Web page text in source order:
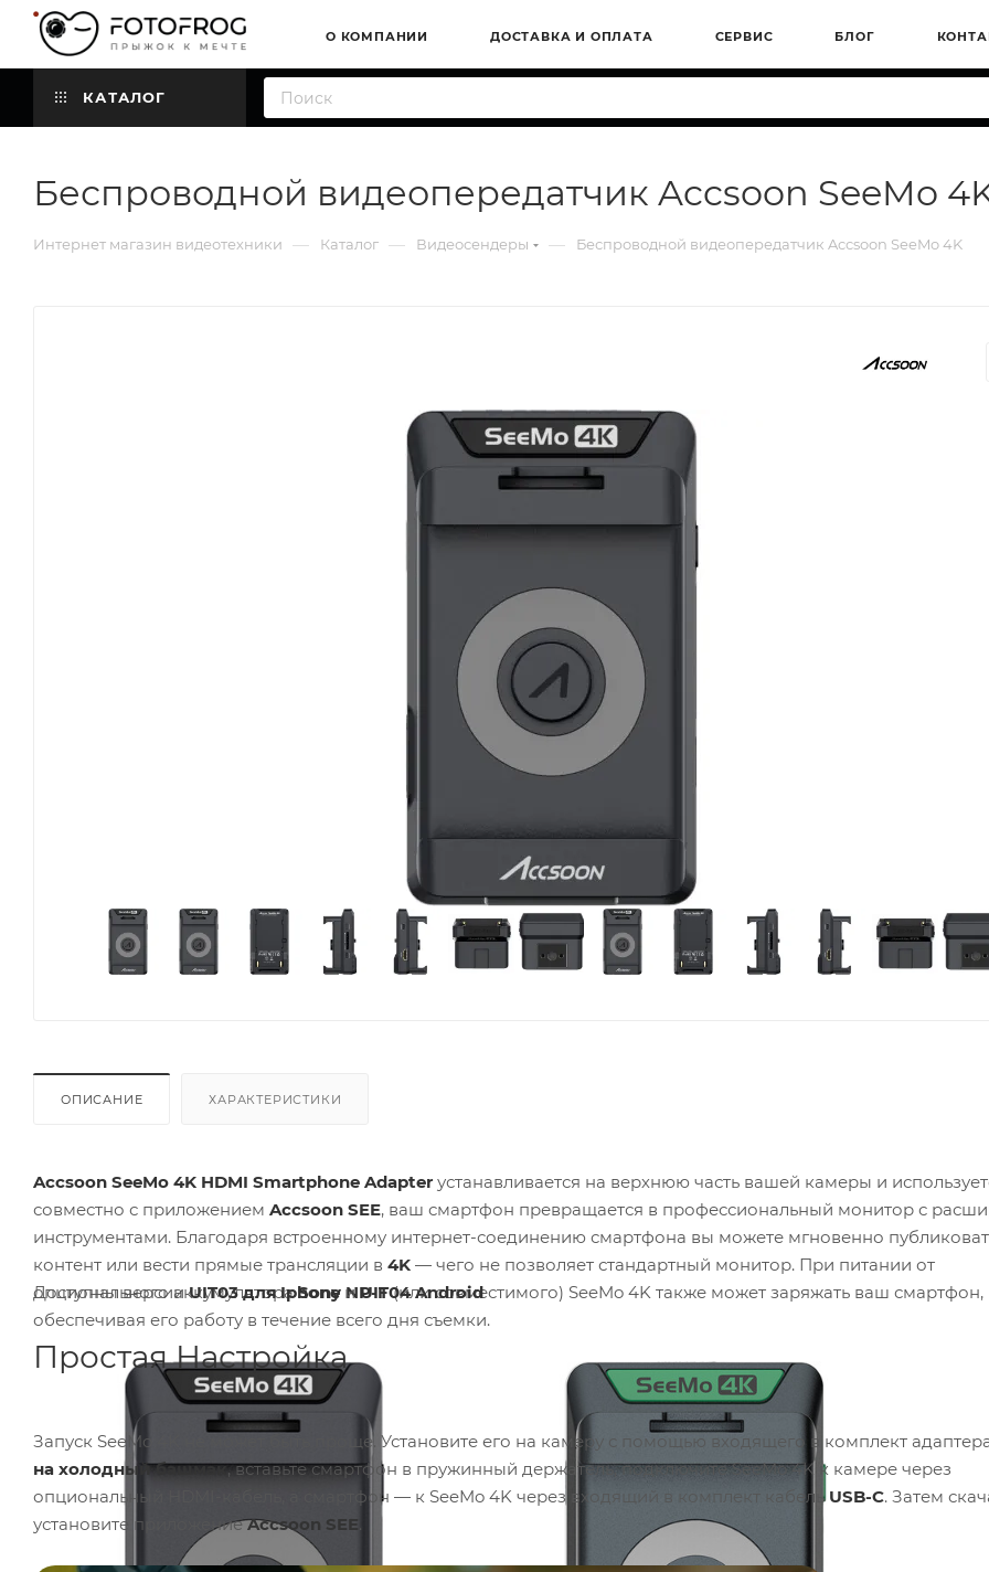
О КОМПАНИИ ДОСТАВКА И ОПЛАТА СЕРВИС БЛОГ
КАТАЛОГ
Беспроводной видеопередатчик Accsoon SeeMo
Интернет магазин видеотехники — Каталог — Видеосендеры — Беспроводной видеопередатчик Accsoon SeeMo 4K
ОПИСАНИЕ ХАРАКТЕРИСТИКИ
Accsoon SeeMo 4K HDMI Smartphone Adapter устанавливается на верхнюю часть вашей камеры и
совместно с приложением Accsoon SEE, ваш смартфон превращается в профессиональный монитор с
инструментами. Благодаря встроенному интернет-соединению смартфона вы можете мгновенно
контент или вести прямые трансляции в 4K — чего не позволяет стандартный монитор. При питании от
опционального аккумулятораSony NP-F(или совместимого) SeeMo 4K также может заряжать ваш смартфон,
обеспечивая его работу в течение всего дня съемки.
Доступны версииUIT03 для IphoneиUIT04 Android
Простая Настройка
Запуск SeeMo 4K не может быть проще. Установите его на камеру с помощью входящего в комплект
на холодный башмак, вставьте смартфон в пружинный держатель, подключите SeeMo 4K к камере через
опциональный HDMI-кабель, а смартфон — к SeeMo 4K через входящий в комплект кабельUSB-C. Затем
установите приложениеAccsoon SEE.